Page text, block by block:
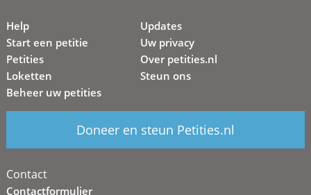
Help
Start een petitie
Petities
Loketten
Beheer uw petities
Updates
Uw privacy
Over petities.nl
Steun ons
Doneer en steun Petities.nl
Contact
Contactformulier